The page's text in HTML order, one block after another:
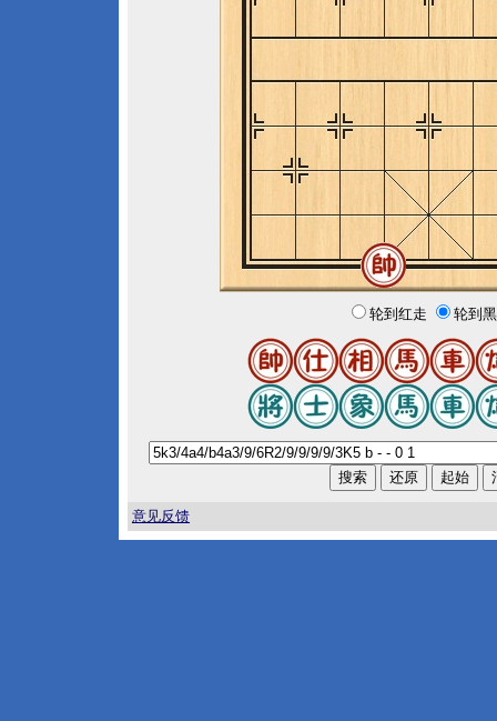
轮到红走 轮到
意见反馈